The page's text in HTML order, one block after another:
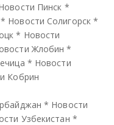
Пинск *
* Новости Солигорск *
* Новости
Жлобин *
* Новости
Кобрин
* Новости
Узбекистан *